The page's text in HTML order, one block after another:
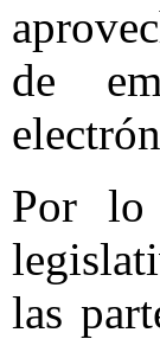
de
Por lo
las